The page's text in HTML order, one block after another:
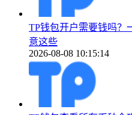
TP钱包开户需要钱吗？
意这些
2026-08-08 10:15:14